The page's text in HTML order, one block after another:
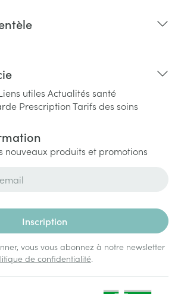
utiles Actualités santé
PrescriptionTarifs des soins
nouveaux produits et promotions
Inscription
vous vous abonnez à notre newsletter
de confidentialité.